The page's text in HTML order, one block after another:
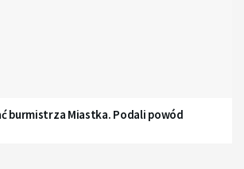
burmistrza Miastka. Podali powód